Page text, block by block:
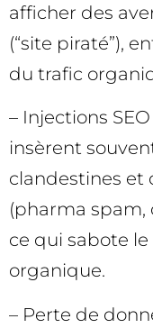
afficher des
(“site piraté”),
du trafic
– Injections
insèrent
clandestines et
(pharma spam,
ce qui sabote
organique.
– Perte de